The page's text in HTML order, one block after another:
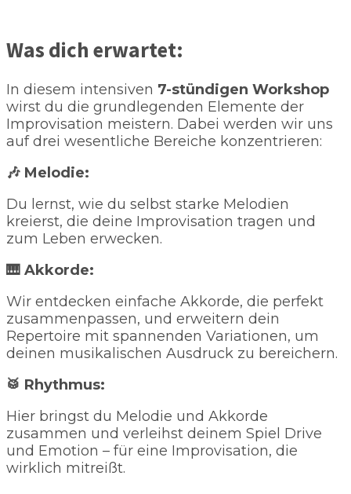
Was dich erwartet:
In diesem intensiven 7-stündigen Workshop
wirst du die grundlegenden Elemente der
Improvisation meistern. Dabei werden wir uns
auf drei wesentliche Bereiche konzentrieren:
🎶 Melodie:
Du lernst, wie du selbst starke Melodien
kreierst, die deine Improvisation tragen und
zum Leben erwecken.
🎹 Akkorde:
Wir entdecken einfache Akkorde, die perfekt
zusammenpassen, und erweitern dein
Repertoire mit spannenden Variationen, um
deinen musikalischen Ausdruck zu bereichern.
🥁 Rhythmus:
Hier bringst du Melodie und Akkorde
zusammen und verleihst deinem Spiel Drive
und Emotion – für eine Improvisation, die
wirklich mitreißt.